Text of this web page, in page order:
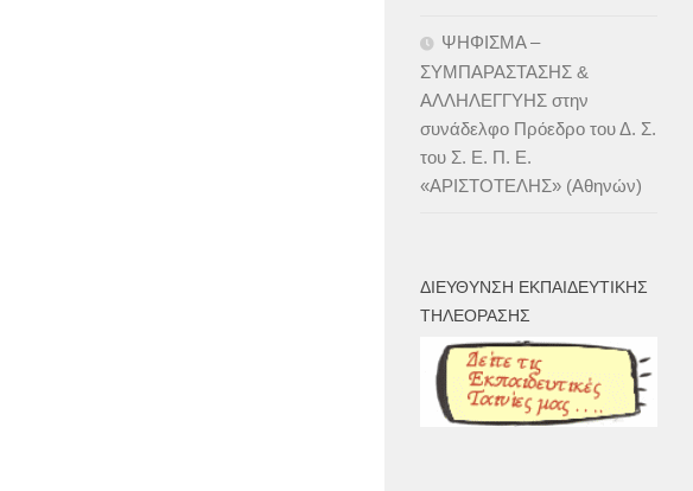
ΨΗΦΙΣΜΑ –
ΣΥΜΠΑΡΑΣΤΑΣΗΣ &
ΑΛΛΗΛΕΓΓΥΗΣ στην
συνάδελφο Πρόεδρο του Δ. Σ.
του Σ. Ε. Π. Ε.
«ΑΡΙΣΤΟΤΕΛΗΣ» (Αθηνών)
ΔΙΕΎΘΥΝΣΗ ΕΚΠΑΙΔΕΥΤΙΚΉΣ
ΤΗΛΕΌΡΑΣΗΣ